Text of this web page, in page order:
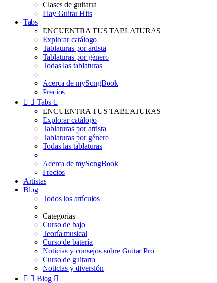
Clases de guitarra
Play Guitar Hits
Tabs
ENCUENTRA TUS TABLATURAS
Explorar catálogo
Tablaturas por artista
Tablaturas por género
Todas las tablaturas
Acerca de mySongBook
Precios
  Tabs 
ENCUENTRA TUS TABLATURAS
Explorar catálogo
Tablaturas por artista
Tablaturas por género
Todas las tablaturas
Acerca de mySongBook
Precios
Artistas
Blog
Todos los artículos
Categorías
Curso de bajo
Teoría musical
Curso de batería
Noticias y consejos sobre Guitar Pro
Curso de guitarra
Noticias y diversión
  Blog 